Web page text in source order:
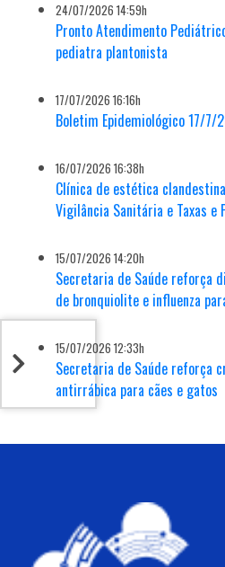
24/07/2026 14:59h
Pronto Atendimento
pediatra plantonista
17/07/2026 16:16h
Boletim Epidemiológico 17/7/
16/07/2026 16:38h
Clínica de estética
Vigilância Sanitária e Taxas e
15/07/2026 14:20h
Secretaria de Saúde reforça
de bronquiolite e influenza
15/07/2026 12:33h
Secretaria de Saúde reforça
antirrábica para cães e gatos